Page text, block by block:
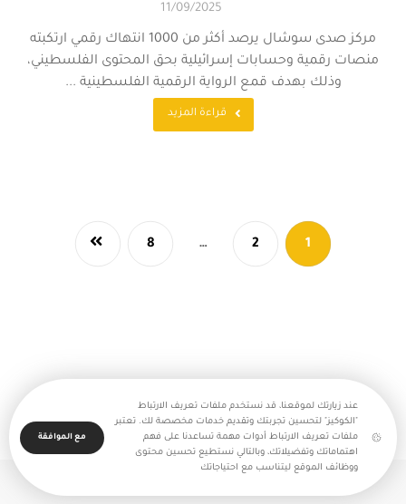
11/09/2025
مركز صدى سوشال يرصد أكثر من 1000 انتهاك رقمي ارتكبته
منصات رقمية وحسابات إسرائيلية بحق المحتوى الفلسطيني،
وذلك بهدف قمع الرواية الرقمية الفلسطينية ...
قراءة المزيد
1
2
…
8
عند زيارتك لموقعنا، قد نستخدم ملفات تعريف الارتباط
"الكوكيز" لتحسين تجربتك وتقديم خدمات مخصصة لك. تعتبر
ملفات تعريف الارتباط أدوات مهمة تساعدنا على فهم
اهتماماتك وتفضيلاتك، وبالتالي نستطيع تحسين محتوى
ووظائف الموقع ليتناسب مع احتياجاتك
مع الموافقة